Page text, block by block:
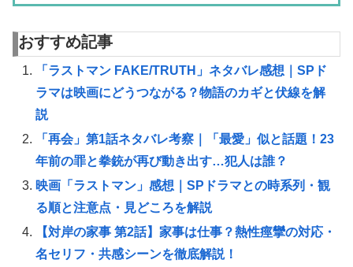
おすすめ記事
「ラストマン FAKE/TRUTH」ネタバレ感想｜SPド
ラマは映画にどうつながる？物語のカギと伏線を解
説
「再会」第1話ネタバレ考察｜「最愛」似と話題！23
年前の罪と拳銃が再び動き出す…犯人は誰？
映画「ラストマン」感想｜SPドラマとの時系列・観
る順と注意点・見どころを解説
【対岸の家事 第2話】家事は仕事？熱性痙攣の対応・
名セリフ・共感シーンを徹底解説！